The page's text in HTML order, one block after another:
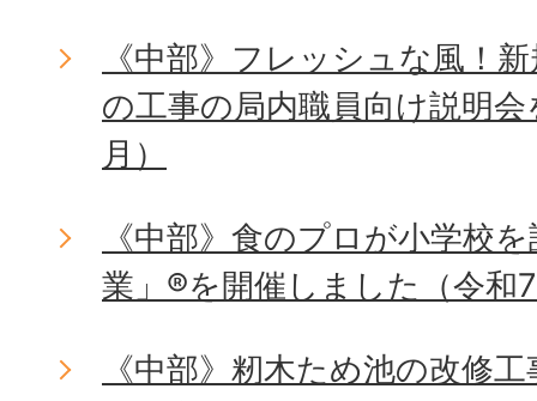
《中部》フレッシュな風！
の工事の局内職員向け説明
月）
《中部》食のプロが小学校
業」®を開催しました（令和
《中部》籾木ため池の改修